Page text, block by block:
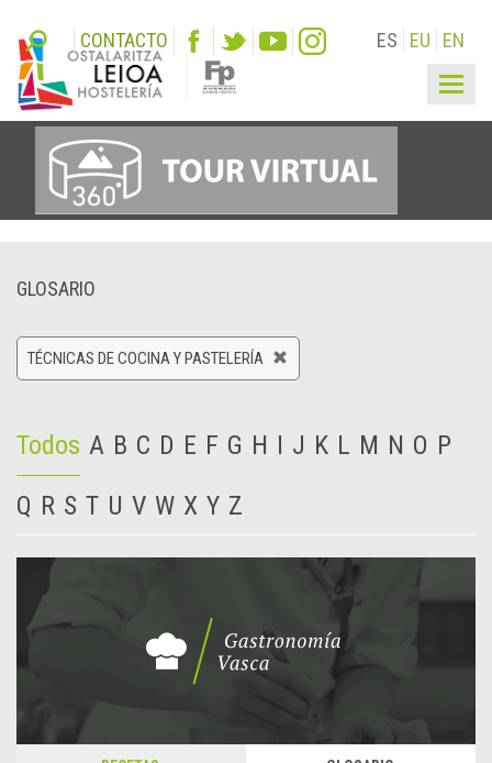
CONTACTO ES EU EN
GLOSARIO
TÉCNICAS DE COCINA Y PASTELERÍA
Todos A B C D E F G H I J K L M N O P
Q R S T U V W X Y Z